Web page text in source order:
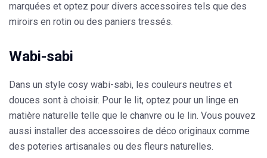
marquées et optez pour divers accessoires tels que des
miroirs en rotin ou des paniers tressés.
Wabi-sabi
Dans un style cosy wabi-sabi, les couleurs neutres et
douces sont à choisir. Pour le lit, optez pour un linge en
matière naturelle telle que le chanvre ou le lin. Vous pouvez
aussi installer des accessoires de déco originaux comme
des poteries artisanales ou des fleurs naturelles.